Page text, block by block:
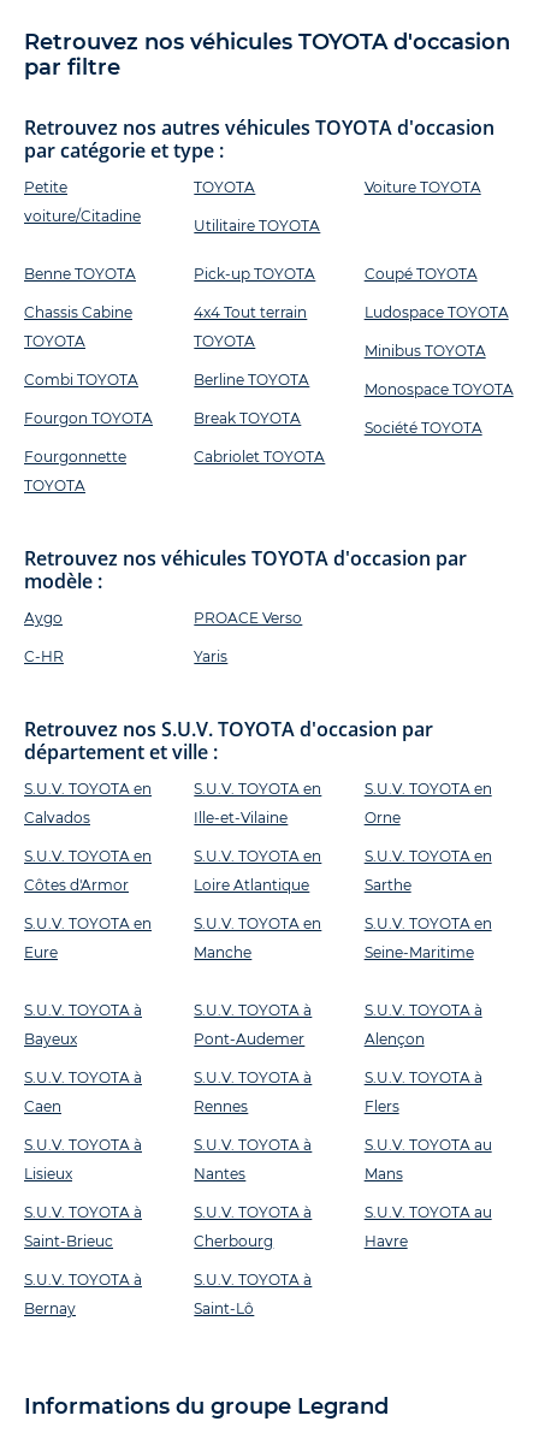
Retrouvez nos véhicules TOYOTA d'occasion
par filtre
Retrouvez nos autres véhicules TOYOTA d'occasion
par catégorie et type :
Petite
voiture/Citadine
TOYOTA
Utilitaire TOYOTA
Voiture TOYOTA
Benne TOYOTA
Chassis Cabine
TOYOTA
Combi TOYOTA
Fourgon TOYOTA
Fourgonnette
TOYOTA
Pick-up TOYOTA
4x4 Tout terrain
TOYOTA
Berline TOYOTA
Break TOYOTA
Cabriolet TOYOTA
Coupé TOYOTA
Ludospace TOYOTA
Minibus TOYOTA
Monospace TOYOTA
Société TOYOTA
Retrouvez nos véhicules TOYOTA d'occasion par
modèle :
Aygo
C-HR
PROACE Verso
Yaris
Retrouvez nos S.U.V. TOYOTA d'occasion par
département et ville :
S.U.V. TOYOTA en
Calvados
S.U.V. TOYOTA en
Côtes d'Armor
S.U.V. TOYOTA en
Eure
S.U.V. TOYOTA en
Ille-et-Vilaine
S.U.V. TOYOTA en
Loire Atlantique
S.U.V. TOYOTA en
Manche
S.U.V. TOYOTA en
Orne
S.U.V. TOYOTA en
Sarthe
S.U.V. TOYOTA en
Seine-Maritime
S.U.V. TOYOTA à
Bayeux
S.U.V. TOYOTA à
Caen
S.U.V. TOYOTA à
Lisieux
S.U.V. TOYOTA à
Saint-Brieuc
S.U.V. TOYOTA à
Bernay
S.U.V. TOYOTA à
Pont-Audemer
S.U.V. TOYOTA à
Rennes
S.U.V. TOYOTA à
Nantes
S.U.V. TOYOTA à
Cherbourg
S.U.V. TOYOTA à
Saint-Lô
S.U.V. TOYOTA à
Alençon
S.U.V. TOYOTA à
Flers
S.U.V. TOYOTA au
Mans
S.U.V. TOYOTA au
Havre
Informations du groupe Legrand